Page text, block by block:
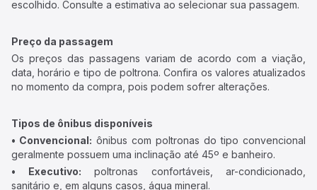
escolhido. Consulte a estimativa ao selecionar sua passagem.
Preço da passagem
Os preços das passagens variam de acordo com a viação,
data, horário e tipo de poltrona. Confira os valores atualizados
no momento da compra, pois podem sofrer alterações.
Tipos de ônibus disponíveis
• Convencional: ônibus com poltronas do tipo convencional
geralmente possuem uma inclinação até 45º e banheiro.
• Executivo: poltronas confortáveis, ar-condicionado,
sanitário e, em alguns casos, água mineral.